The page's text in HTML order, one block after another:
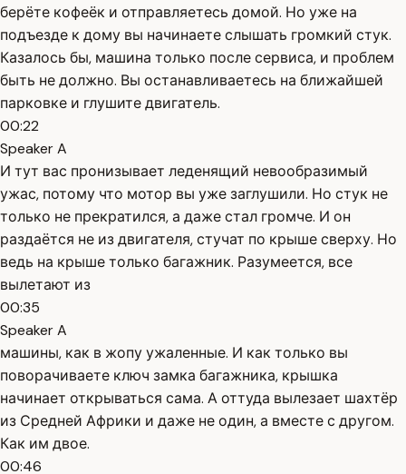
берёте кофеёк и отправляетесь домой. Но уже на
подъезде к дому вы начинаете слышать громкий стук.
Казалось бы, машина только после сервиса, и проблем
быть не должно. Вы останавливаетесь на ближайшей
парковке и глушите двигатель.
00:22
Speaker A
И тут вас пронизывает леденящий невообразимый
ужас, потому что мотор вы уже заглушили. Но стук не
только не прекратился, а даже стал громче. И он
раздаётся не из двигателя, стучат по крыше сверху. Но
ведь на крыше только багажник. Разумеется, все
вылетают из
00:35
Speaker A
машины, как в жопу ужаленные. И как только вы
поворачиваете ключ замка багажника, крышка
начинает открываться сама. А оттуда вылезает шахтёр
из Средней Африки и даже не один, а вместе с другом.
Как им двое.
00:46